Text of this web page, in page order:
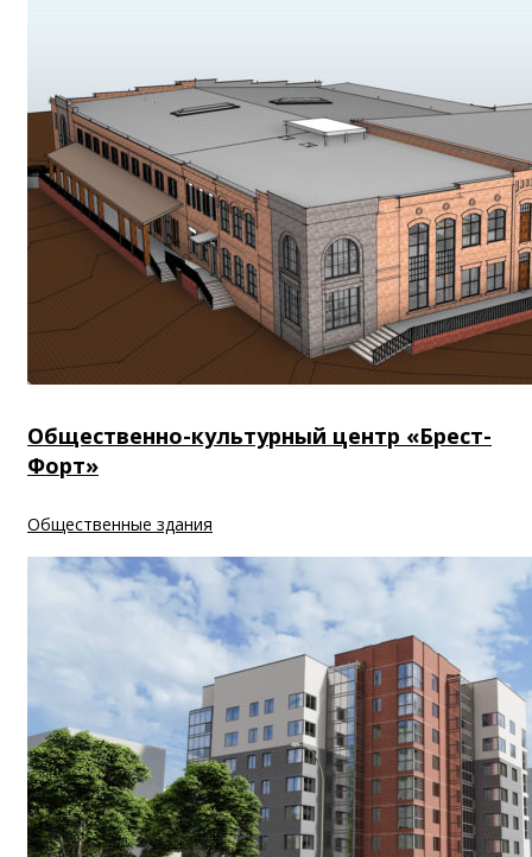
Общественно-культурный центр «Брест-
Форт»
Общественные здания